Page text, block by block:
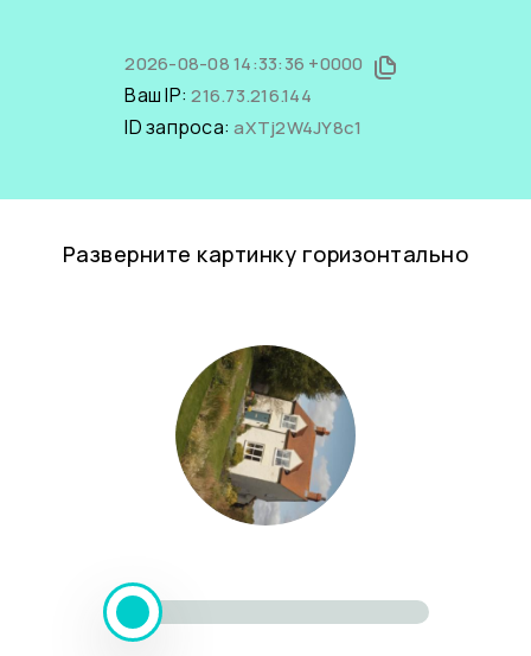
2026-08-08 14:33:36 +0000
Ваш IP:216.73.216.144
ID запроса:aXTj2W4JY8c1
Разверните картинку горизонтально